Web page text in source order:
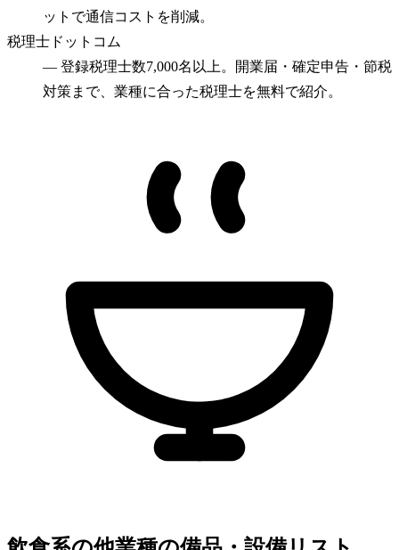
ットで通信コストを削減。
税理士ドットコム
— 登録税理士数7,000名以上。開業届・確定申告・節税
対策まで、業種に合った税理士を無料で紹介。